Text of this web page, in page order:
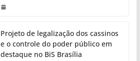
Projeto de legalização dos cassinos
e o controle do poder público em
destaque no BiS Brasília